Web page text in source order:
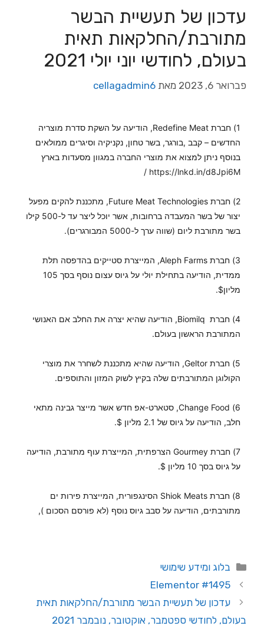
עדכון של תעשיית הבשר
מתורבת/החלקאות תאית
בעולם, לחודשי יוני יולי 2021
פברואר 6, 2023 מאת cellagadmin6
1) חברת Redefine Meat, הודיעה על השקת סדרת מוצריה
החדשים – קבב ,בורגר, בשר טחון, נקניקיה וסיגרים ממולאים
בנוסף ניתן למצוא את מוצרי החברה במגוון מסעדות בארץ
https://lnkd.in/d8Jpi6M
/
2) חברת Future Meat Technologies, מתכננת להקים מפעל
יצור של בשר המעבדה ברחובות, אשר יוכל ליצר עד ל-500 קילו
בשר מתורבת ליום (שווה ערך ל-5000 המבורגרים).
3) חברת Aleph Farms, המייצרת סטייקים בהדפסה תלת
ממדית, הודיעה בתחילת יולי על גיוס עצום נוסף בסך 105
מליון$.
4) חברת Biomilq, הודיעה שהיא יצרה את החלב אם האנושי
המתורבת הראשון בעולם.
5) חברת Geltor, הודיעה שהיא מתכננת לשחרר את מוצרי
הקולוגן המתורבתים שלה בקיץ לשוק המזון והתוספים.
6) Change Food, סטארט-אפ חדש אשר מייצר גבינה מתאי
חלב, הודיעה על גיוס של 2.1 מליון $.
7) חברת Gourmey הצרפתית, המייצרת עוף מתורבת, הודיעה
על גיוס בסך 10 מליון $.
8) חברת Shiok Meats הסינגפורית, המייצרת פירות ים
מתורבתים, הודיעה על סבב גיוס נוסף (לא פורסם הסכום ),
בלוג ומידע שימושי
Elementor #1495
עדכון של תעשיית הבשר מתורבת/החלקאות תאית
בעולם, לחודשי ספטמבר, אוקטובר, נובמבר 2021